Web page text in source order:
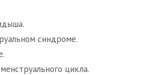
синдроме.
цикла.